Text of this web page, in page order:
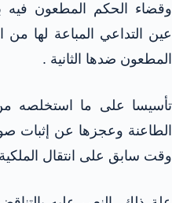
وقضاء الحكم المطعون فيه
عين التداعي المباعة لها
المطعون ضدها الثانية .
تأسيسا على ما استخلصه
الطاعنة وعجزها عن إثبات
وقت سابق على انتقال